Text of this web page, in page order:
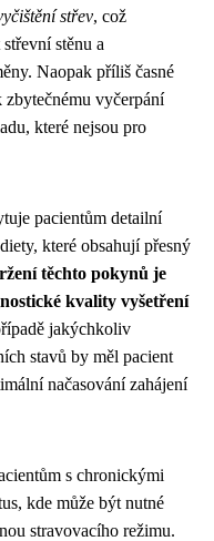
střev, což
stěnu a
Naopak příliš časné
vyčerpání
které nejsou pro
pacientům detailní
které obsahují přesný
těchto pokynů je
kvality vyšetření
jakýchkoliv
stavů by měl pacient
načasování zahájení
s chronickými
kde může být nutné
stravovacího režimu.